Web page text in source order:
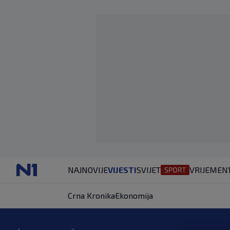
NAJNOVIJEVIJESTISVIJET VRIJEME
Crna KronikaEkonomija